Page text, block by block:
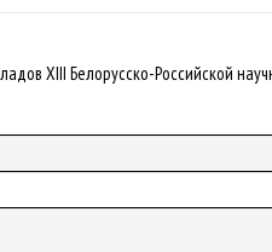
XIII Белорусско-Российской